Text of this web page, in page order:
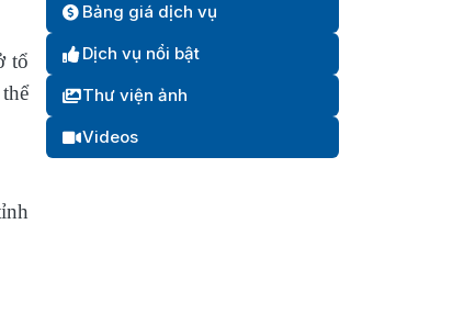
tổ
Bảng giá dịch vụ
Dịch vụ nổi bật
Thư viện ảnh
Videos